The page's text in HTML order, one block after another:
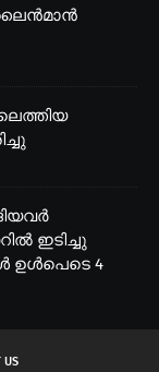
ലൈൻമാൻ
ഇടിച്ചു
ഉൾപെടെ 4
US